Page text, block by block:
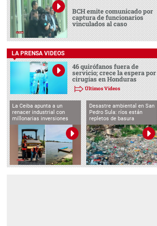
BCH emite comunicado por
captura de funcionarios
vinculados al caso
LA PRENSA VIDEOS
46 quirófanos fuera de
servicio; crece la espera por
cirugías en Honduras
Últimos Videos
La Ceiba apunta a un
renacer industrial con
millonarias inversiones
Desastre ambiental en San
Pedro Sula: ríos están
repletos de basura